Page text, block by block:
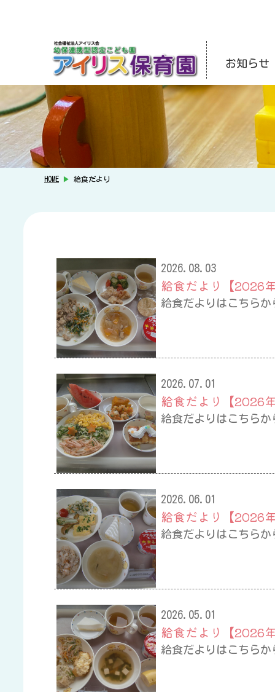
お知らせ
HOME ▶ 給食だより
2026.08.03
給食だより【2026
給食だよりはこちらか
2026.07.01
給食だより【2026
給食だよりはこちらか
2026.06.01
給食だより【2026
給食だよりはこちらか
2026.05.01
給食だより【2026
給食だよりはこちらか